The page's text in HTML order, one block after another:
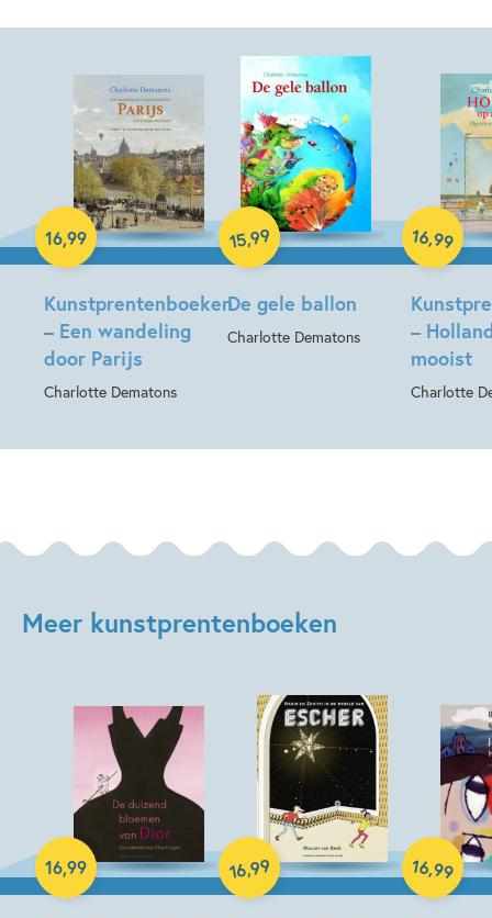
Kunstprentenboeken
– Een wandeling
door Parijs
Charlotte Dematons
16,99
Hardcover
De gele ballon
Charlotte Dematons
15,99
Hardcover
–
mooist
Charlotte
16,99
Hardcover
Meer kunstprentenboeken
16,99
Hardcover 16,99
Hardcover
16,99
Hardcover